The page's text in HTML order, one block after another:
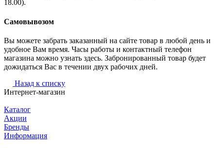
18.00).
Самовывозом
Вы можете забрать заказанный на сайте товар в любой день и
удобное Вам время. Часы работы и контактный телефон
магазина можно узнать здесь. Забронированный товар будет
дожидаться Вас в течении двух рабочих дней.
Назад к списку
Интернет-магазин
Каталог
Акции
Бренды
Информация